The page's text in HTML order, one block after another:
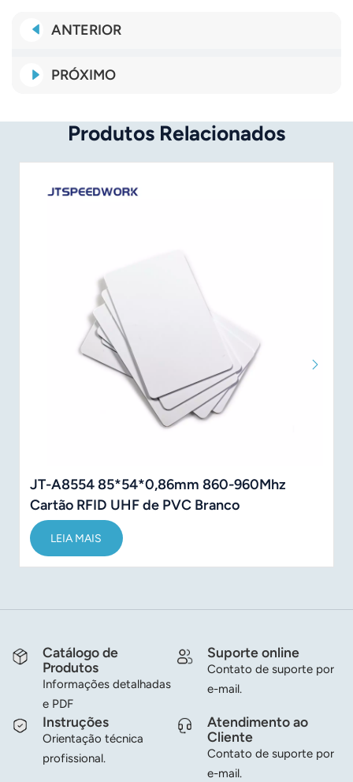
ANTERIOR
PRÓXIMO
Produtos Relacionados
JT-A8554 85*54*0,86mm 860-960Mhz
Cartão RFID UHF de PVC Branco
LEIA MAIS
Catálogo de
Produtos
Informações detalhadas
e PDF
Suporte online
Contato de suporte por
e-mail.
Instruções
Orientação técnica
profissional.
Atendimento ao
Cliente
Contato de suporte por
e-mail.